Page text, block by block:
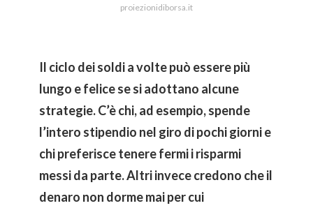
proiezionidiborsa.it
Il ciclo dei soldi a volte può essere più
lungo e felice se si adottano alcune
strategie. C’è chi, ad esempio, spende
l’intero stipendio nel giro di pochi giorni e
chi preferisce tenere fermi i risparmi
messi da parte. Altri invece credono che il
denaro non dorme mai per cui